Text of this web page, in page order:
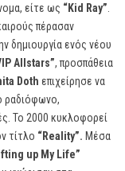
είτε ως “Kid Ray”
πέρασαν
δημιουργία ενός νέου
Allstars”, προσπάθεια
Doth επιχείρησε να
ραδιόφωνο,
Το 2000 κυκλοφορεί
τίτλο “Reality”. Μέσα
up My Life”